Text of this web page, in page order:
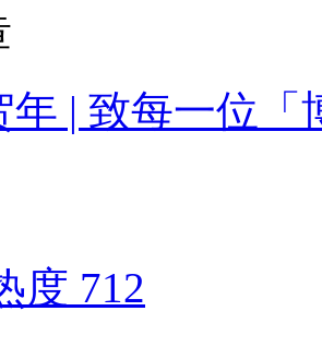
年 | 致每一位
度 712